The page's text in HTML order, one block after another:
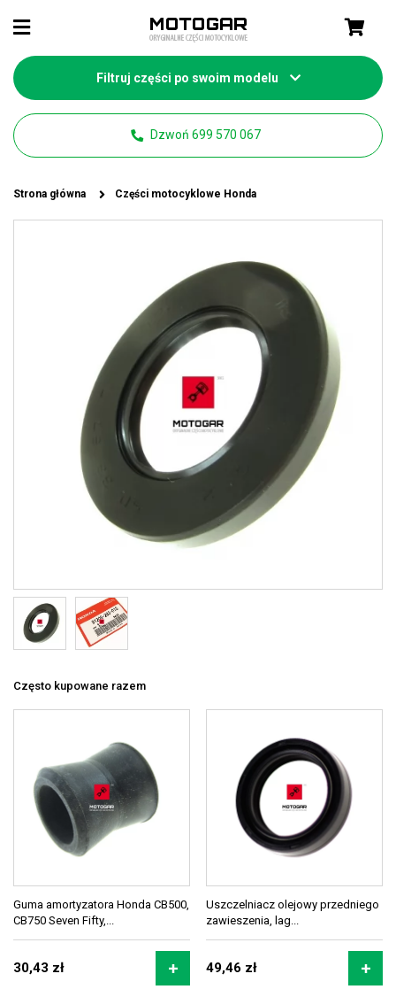
Filtruj części po swoim modelu
Dzwoń 699 570 067
Strona główna Części motocyklowe Honda
Często kupowane razem
Guma amortyzatora Honda CB500,
CB750 Seven Fifty,...
30,43 zł
Uszczelniacz olejowy przedniego
zawieszenia, lag...
49,46 zł